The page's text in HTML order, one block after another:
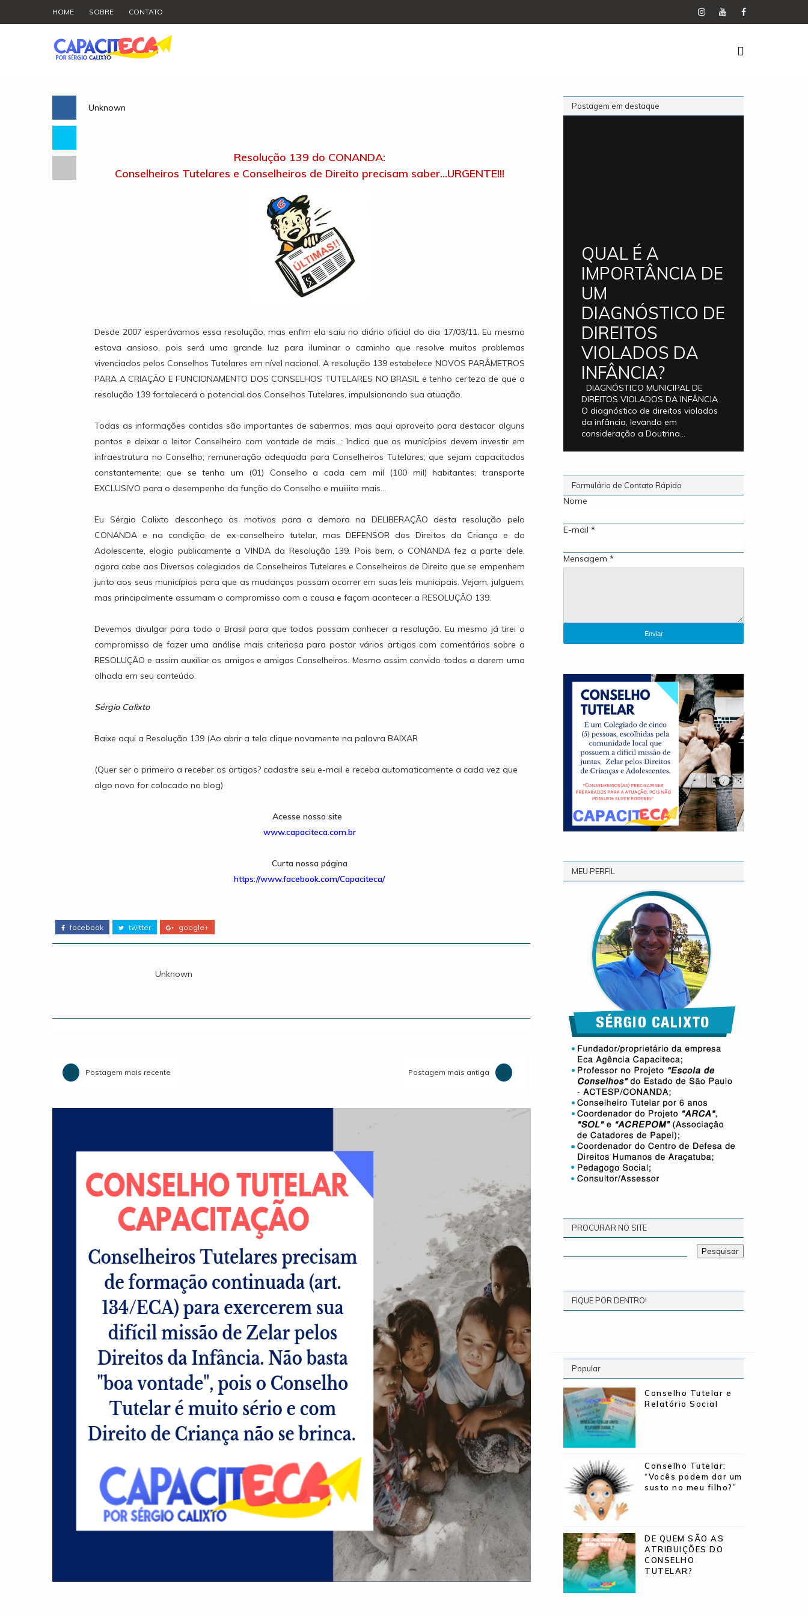
HOME SOBRE CONTATO
Unknown
Resolução 139 do CONANDA:
Conselheiros Tutelares e Conselheiros de Direito precisam saber...URGENTE!!!
Desde 2007 esperávamos essa resolução, mas enfim ela saiu no diário oficial do dia 17/03/11. Eu mesmo
estava ansioso, pois será uma grande luz para iluminar o caminho que resolve muitos problemas
vivenciados pelos Conselhos Tutelares em nível nacional. A resolução 139 estabelece NOVOS PARÂMETROS
PARA A CRIAÇÃO E FUNCIONAMENTO DOS CONSELHOS TUTELARES NO BRASIL e tenho certeza de que a
resolução 139 fortalecerá o potencial dos Conselhos Tutelares, impulsionando sua atuação.
Todas as informações contidas são importantes de sabermos, mas aqui aproveito para destacar alguns
pontos e deixar o leitor Conselheiro com vontade de mais...: Indica que os municípios devem investir em
infraestrutura no Conselho; remuneração adequada para Conselheiros Tutelares; que sejam capacitados
constantemente; que se tenha um (01) Conselho a cada cem mil (100 mil) habitantes; transporte
EXCLUSIVO para o desempenho da função do Conselho e muiiiito mais...
Eu Sérgio Calixto desconheço os motivos para a demora na DELIBERAÇÃO desta resolução pelo
CONANDA e na condição de ex-conselheiro tutelar, mas DEFENSOR dos Direitos da Criança e do
Adolescente, elogio publicamente a VINDA da Resolução 139. Pois bem, o CONANDA fez a parte dele,
agora cabe aos Diversos colegiados de Conselheiros Tutelares e Conselheiros de Direito que se empenhem
junto aos seus municípios para que as mudanças possam ocorrer em suas leis municipais. Vejam, julguem,
mas principalmente assumam o compromisso com a causa e façam acontecer a RESOLUÇÃO 139.
Devemos divulgar para todo o Brasil para que todos possam conhecer a resolução. Eu mesmo já tirei o
compromisso de fazer uma análise mais criteriosa para postar vários artigos com comentários sobre a
RESOLUÇÃO e assim auxiliar os amigos e amigas Conselheiros. Mesmo assim convido todos a darem uma
olhada em seu conteúdo.
Sérgio Calixto
Baixe aqui a Resolução 139 (Ao abrir a tela clique novamente na palavra BAIXAR
(Quer ser o primeiro a receber os artigos? cadastre seu e-mail e receba automaticamente a cada vez que
algo novo for colocado no blog)
Acesse nosso site
www.capaciteca.com.br
Curta nossa página
https://www.facebook.com/Capaciteca/
facebook twitter google+
Unknown
Postagem mais recente Postagem mais antiga
Postagem em destaque
QUAL É A
IMPORTÂNCIA DE
UM
DIAGNÓSTICO DE
DIREITOS
VIOLADOS DA
INFÂNCIA?
DIAGNÓSTICO MUNICIPAL DE
DIREITOS VIOLADOS DA INFÂNCIA
O diagnóstico de direitos violados
da infância, levando em
consideração a Doutrina...
Formulário de Contato Rápido
Nome
E-mail *
Mensagem *
MEU PERFIL
PROCURAR NO SITE
FIQUE POR DENTRO!
Popular
Conselho Tutelar e
Relatório Social
Conselho Tutelar:
“Vocês podem dar um
susto no meu filho?”
DE QUEM SÃO AS
ATRIBUIÇÕES DO
CONSELHO
TUTELAR?